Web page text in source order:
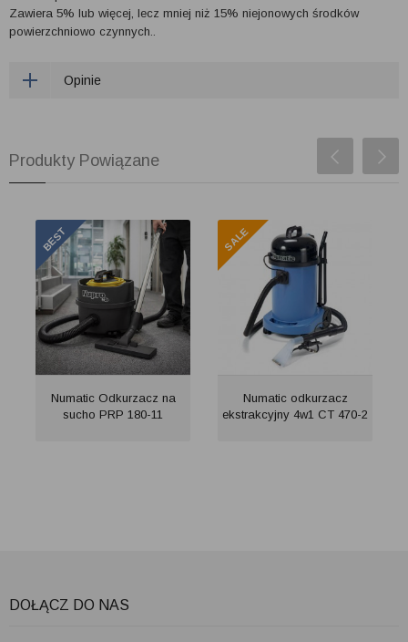
Zawiera 5% lub więcej, lecz mniej niż 15% niejonowych środków
powierzchniowo czynnych..
Opinie
Produkty Powiązane
Numatic Odkurzacz na
sucho PRP 180-11
Numatic odkurzacz
ekstrakcyjny 4w1 CT 470-2
DOŁĄCZ DO NAS